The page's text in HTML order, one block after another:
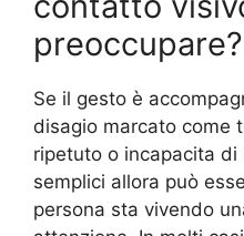
preoccupare?
Se il gesto è
disagio marcato come
ripetuto o incapacita
semplici allora può
persona sta vivendo